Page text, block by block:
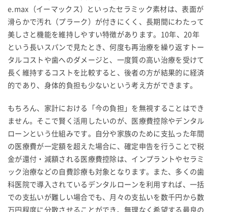
e.max（イーマックス）といったセラミック素材は、表面が
滑らかで汚れ（プラーク）が付きにくく、長期間にわたって
美しさと機能を維持しやすい特徴があります。10年、20年
という長いスパンで見たとき、何度も再治療を繰り返すトー
タルコストや歯へのダメージと、一度質の高い治療を受けて
長く維持するコストを比較すると、後者の方が結果的に経済
的であり、身体的負担も少ないという考え方ができます。
もちろん、家計における「今の負担」を無視することはでき
ません。そこで賢く活用したいのが、医療費控除やデンタル
ローンという仕組みです。自分や家族のために支払った年間
の医療費が一定額を超えた場合に、確定申告を行うことで税
金が還付・減額される医療費控除は、インプラントやセラミ
ック治療などの自費診療も対象となります。また、多くの歯
科医院で導入されているデンタルローンを利用すれば、一括
での支払いが難しい場合でも、月々の支払いを数千円から数
万円程度に分散させることができ、無理なく希望する最良の